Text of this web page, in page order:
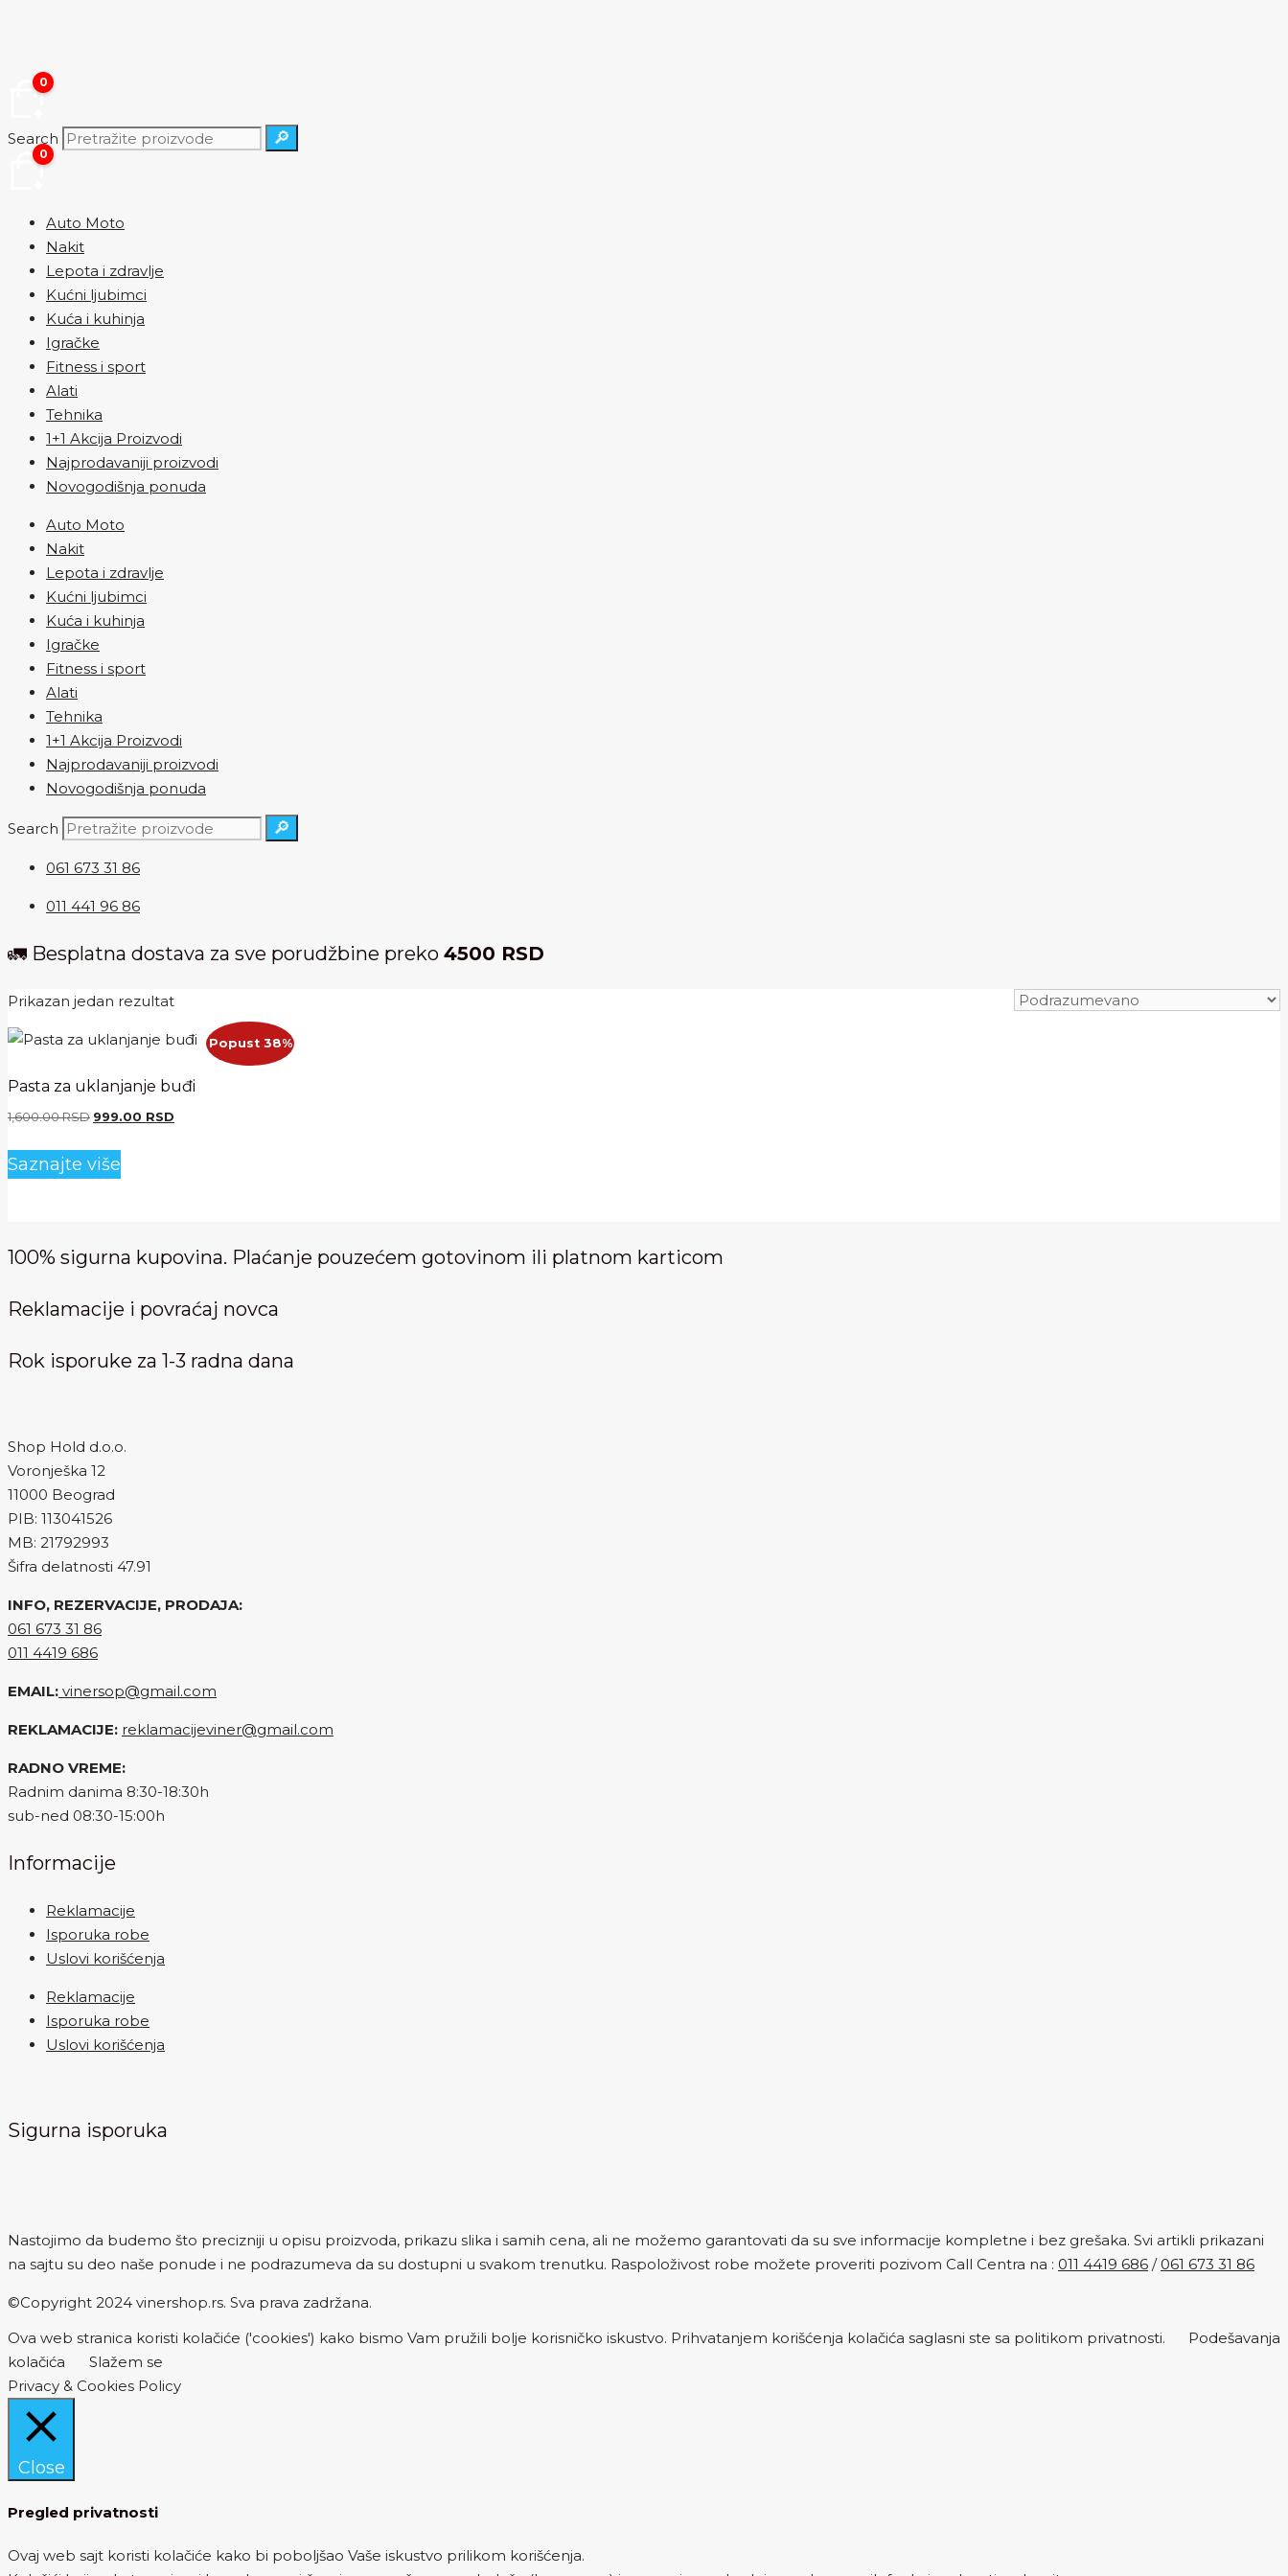
0
Search 🔎
0
Auto Moto
Nakit
Lepota i zdravlje
Kućni ljubimci
Kuća i kuhinja
Igračke
Fitness i sport
Alati
Tehnika
1+1 Akcija Proizvodi
Najprodavaniji proizvodi
Novogodišnja ponuda
Auto Moto
Nakit
Lepota i zdravlje
Kućni ljubimci
Kuća i kuhinja
Igračke
Fitness i sport
Alati
Tehnika
1+1 Akcija Proizvodi
Najprodavaniji proizvodi
Novogodišnja ponuda
Search 🔎
061 673 31 86
011 441 96 86
🚛 Besplatna dostava za sve porudžbine preko 4500 RSD
Prikazan jedan rezultat
Popust 38%
Pasta za uklanjanje buđi
1,600.00RSD Originalna
je
bila:
999.00 RSD
Saznajte više
100% sigurna kupovina. Plaćanje pouzećem gotovinom ili platnom karticom
Reklamacije i povraćaj novca
Rok isporuke za 1-3 radna dana
Shop Hold d.o.o.
Voronješka 12
11000 Beograd
PIB: 113041526
MB: 21792993
Šifra delatnosti 47.91
INFO, REZERVACIJE, PRODAJA:
061 673 31 86
011 4419 686
EMAIL: vinersop@gmail.com
REKLAMACIJE: reklamacijeviner@gmail.com
RADNO VREME:
Radnim danima 8:30-18:30h
sub-ned 08:30-15:00h
Informacije
Reklamacije
Isporuka robe
Uslovi korišćenja
Reklamacije
Isporuka robe
Uslovi korišćenja
Sigurna isporuka
Nastojimo da budemo što precizniji u opisu proizvoda, prikazu slika i samih cena, ali ne možemo garantovati da su sve informacije kompletne i bez grešaka. Svi artikli prikazani
na sajtu su deo naše ponude i ne podrazumeva da su dostupni u svakom trenutku. Raspoloživost robe možete proveriti pozivom Call Centra na : 011 4419 686 /061 673 31 86
©Copyright 2024 vinershop.rs. Sva prava zadržana.
Ova web stranica koristi kolačiće ('cookies') kako bismo Vam pružili bolje korisničko iskustvo. Prihvatanjem korišćenja kolačića saglasni ste sa politikom privatnosti.
Podešavanja
kolačića
Slažem se
Privacy & Cookies Policy
Close
Pregled privatnosti
Ovaj web sajt koristi kolačiće kako bi poboljšao Vaše iskustvo prilikom korišćenja.